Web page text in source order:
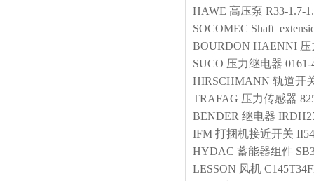
HAWE 高压泵 R33-1.7-
SOCOMEC Shaft
BOURDON HAENNI 压
SUCO 压力继电器 0161-
HIRSCHMANN 轨道开
TRAFAG 压力传感器
BENDER 继电器
IFM 打捆机接近开关
HYDAC 蓄能器组件
LESSON 风机